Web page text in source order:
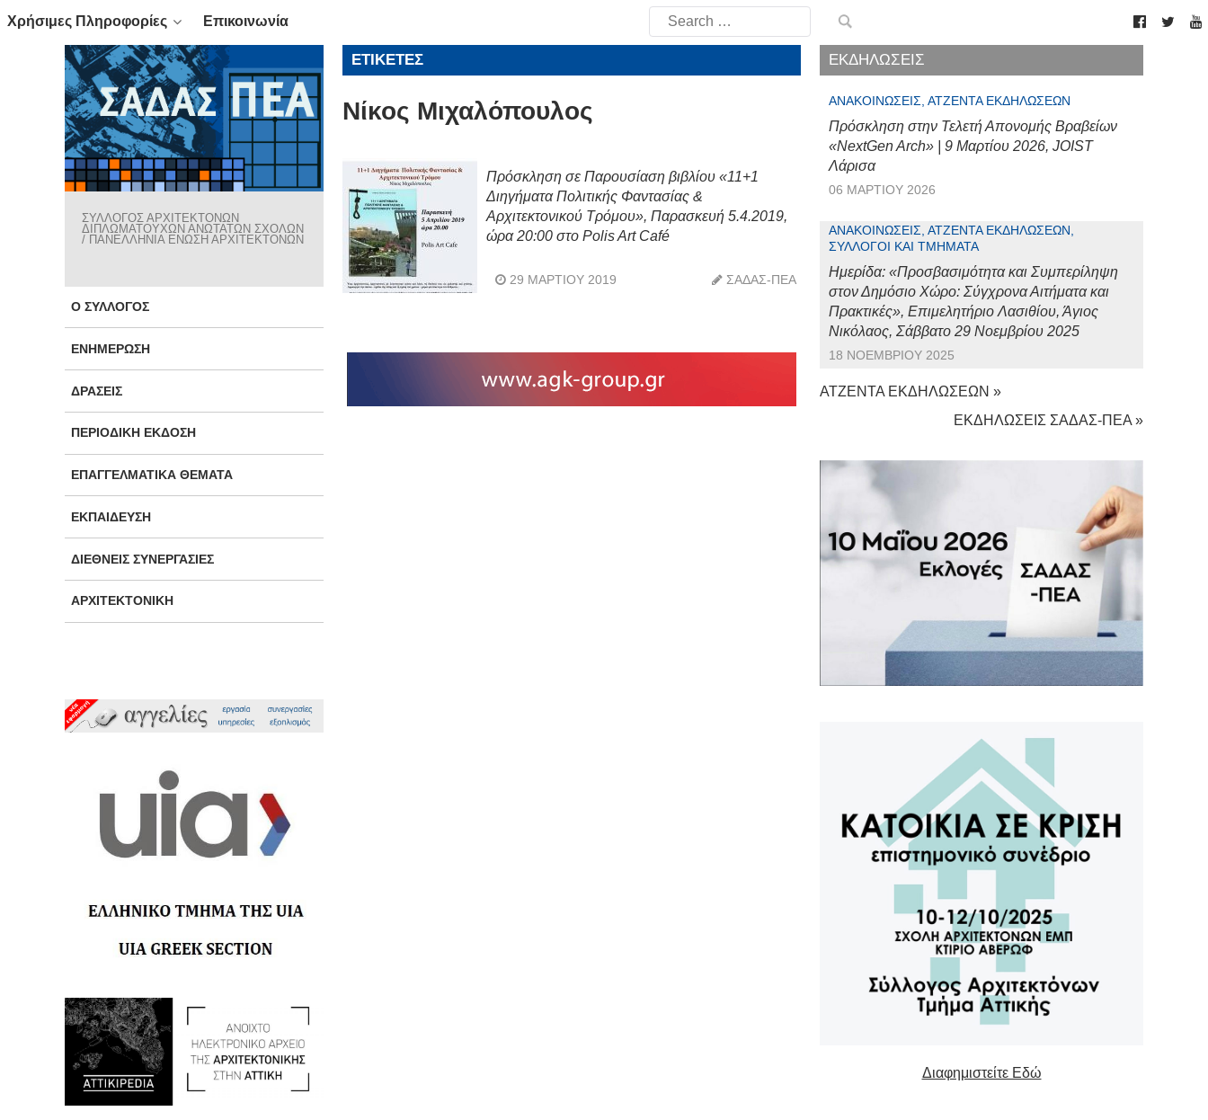
Χρήσιμες Πληροφορίες Επικοινωνία
Search
for:
ΣΥΛΛΟΓΟΣ ΑΡΧΙΤΕΚΤΟΝΩΝ
ΔΙΠΛΩΜΑΤΟΥΧΩΝ ΑΝΩΤΑΤΩΝ ΣΧΟΛΩΝ
/ ΠΑΝΕΛΛΗΝΙΑ ΕΝΩΣΗ ΑΡΧΙΤΕΚΤΟΝΩΝ
Ο ΣΎΛΛΟΓΟΣ
ΕΝΗΜΈΡΩΣΗ
ΔΡΆΣΕΙΣ
ΠΕΡΙΟΔΙΚΉ ΈΚΔΟΣΗ
ΕΠΑΓΓΕΛΜΑΤΙΚΆ ΘΈΜΑΤΑ
ΕΚΠΑΊΔΕΥΣΗ
ΔΙΕΘΝΕΊΣ ΣΥΝΕΡΓΑΣΊΕΣ
ΑΡΧΙΤΕΚΤΟΝΙΚΉ
ΕΤΙΚΈΤΕΣ
Νίκος Μιχαλόπουλος
Πρόσκληση σε Παρουσίαση βιβλίου «11+1
Διηγήματα Πολιτικής Φαντασίας &
Αρχιτεκτονικού Τρόμου», Παρασκευή 5.4.2019,
ώρα 20:00 στο Polis Art Café
29 ΜΑΡΤΊΟΥ 2019 ΣΑΔΑΣ-ΠΕΑ
ΕΚΔΗΛΩΣΕΙΣ
ΑΝΑΚΟΙΝΏΣΕΙΣ, ΑΤΖΈΝΤΑ ΕΚΔΗΛΏΣΕΩΝ
Πρόσκληση στην Τελετή Απονομής Βραβείων
«NextGen Arch» | 9 Μαρτίου 2026, JOIST
Λάρισα
06 ΜΑΡΤΊΟΥ 2026
ΑΝΑΚΟΙΝΏΣΕΙΣ, ΑΤΖΈΝΤΑ ΕΚΔΗΛΏΣΕΩΝ,
ΣΎΛΛΟΓΟΙ ΚΑΙ ΤΜΉΜΑΤΑ
Ημερίδα: «Προσβασιμότητα και Συμπερίληψη
στον Δημόσιο Χώρο: Σύγχρονα Αιτήματα και
Πρακτικές», Επιμελητήριο Λασιθίου, Άγιος
Νικόλαος, Σάββατο 29 Νοεμβρίου 2025
18 ΝΟΕΜΒΡΊΟΥ 2025
ΑΤΖΕΝΤΑ ΕΚΔΗΛΩΣΕΩΝ »
ΕΚΔΗΛΩΣΕΙΣ ΣΑΔΑΣ-ΠΕΑ »
Διαφημιστείτε Εδώ